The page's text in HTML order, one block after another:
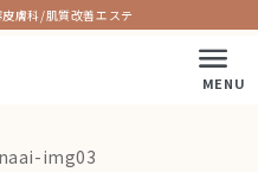
膚科/肌質改善エステ
MENU
img03